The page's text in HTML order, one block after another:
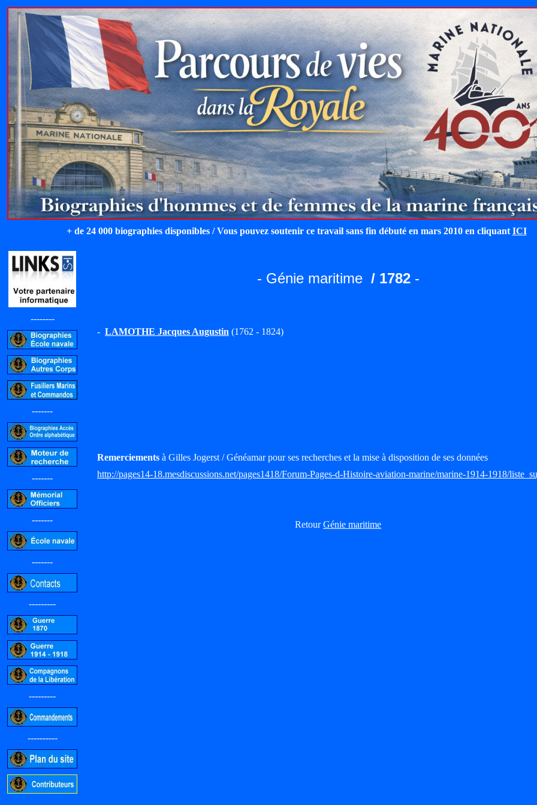
+ de 24 000 biographies disponibles / Vous pouvez soutenir ce travail sans fin débuté en mars 2010 en cliquant ICI
--------
-------
-------
-------
-------
---------
---------
----------
- Génie maritime/ 1782-
- LAMOTHE Jacques Augustin (1762 - 1824)
Remerciements à Gilles Jogerst / Généamar pour ses recherches et la mise à disposition de ses données
http://pages14-18.mesdiscussions.net/pages1418/Forum-Pages-d-Histoire-aviation-marine/marine-1914-1918/
RetourGénie maritime